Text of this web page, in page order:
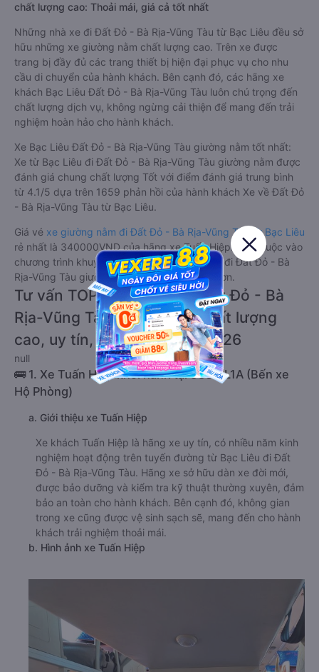
chất lượng cao: Thoải mái, giá cả tốt nhất
Những nhà xe đi Đất Đỏ - Bà Rịa-Vũng Tàu từ Bạc Liêu đều sở
hữu những xe giường nằm chất lượng cao. Trên xe được
trang bị đầy đủ các trang thiết bị hiện đại phục vụ cho nhu
cầu di chuyển của hành khách. Bên cạnh đó, các hãng xe
khách Bạc Liêu Đất Đỏ - Bà Rịa-Vũng Tàu luôn chú trọng đến
chất lượng dịch vụ, không ngừng cải thiện để mang đến trải
nghiệm hoàn hảo cho hành khách.
Xe Bạc Liêu Đất Đỏ - Bà Rịa-Vũng Tàu giường nằm tốt nhất:
Xe từ Bạc Liêu đi Đất Đỏ - Bà Rịa-Vũng Tàu giường nằm được
đánh giá chung chất lượng Tốt với điểm đánh giá trung bình
từ 4.1/5 dựa trên 1659 phản hồi của hành khách Xe về Đất Đỏ
- Bà Rịa-Vũng Tàu từ Bạc Liêu.
Giá vé xe giường nằm đi Đất Đỏ - Bà Rịa-Vũng Tàu từ Bạc Liêu
rẻ nhất là 340000VND của hãng xe Tuấn Hiệp. Tùy thuộc vào
chương trình khuyến mãi, giá vé Xe Bạc Liêu đi Đất Đỏ - Bà
Rịa-Vũng Tàu giường nằm này có thể sẽ rẻ hơn.
Tư vấn TOP 1 xe khách đi Đất Đỏ - Bà
Rịa-Vũng Tàu từ Bạc Liêu chất lượng
cao, uy tín, giá rẻ nhất 08/2026
null
🚌 1. Xe Tuấn Hiệp khởi hành tại 386 QL1A (Bến xe
Hộ Phòng)
a. Giới thiệu xe Tuấn Hiệp
Xe khách Tuấn Hiệp là hãng xe uy tín, có nhiều năm kinh
nghiệm hoạt động trên tuyến đường từ Bạc Liêu đi Đất
Đỏ - Bà Rịa-Vũng Tàu. Hãng xe sở hữu dàn xe đời mới,
được bảo dưỡng và kiểm tra kỹ thuật thường xuyên, đảm
bảo an toàn cho hành khách. Bên cạnh đó, không gian
trong xe cũng được vệ sinh sạch sẽ, mang đến cho hành
khách trải nghiệm thoải mái.
b. Hình ảnh xe Tuấn Hiệp